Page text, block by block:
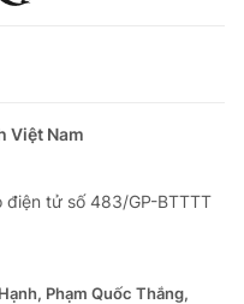
Việt Nam
tử số 483/GP-BTTTT
Phạm Quốc Thắng,